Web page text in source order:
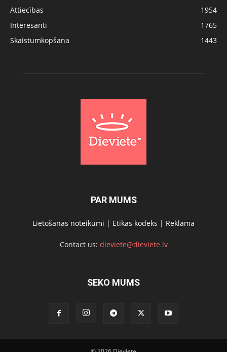
Attiecības
1954
Interesanti
1765
Skaistumkopšana
1443
PAR MUMS
Lietošanas noteikumi | Ētikas kodeks | Reklāma
Contact us: dieviete@dieviete.lv
SEKO MUMS